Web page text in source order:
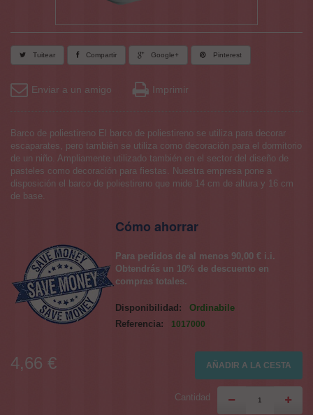
Tuitear Compartir Google+ Pinterest
Enviar a un amigo Imprimir
Barco de poliestireno El barco de poliestireno se utiliza para decorar
escaparates, pero también se utiliza como decoración para el dormitorio
de un niño. Ampliamente utilizado también en el sector del diseño de
pasteles como decoración para fiestas. Nuestra empresa pone a
disposición el barco de poliestireno que mide 14 cm de altura y 16 cm
de base.
Cómo ahorrar
Para pedidos de al menos 90,00 € i.i.
Obtendrás un 10% de descuento en
compras totales.
Disponibilidad:
Ordinabile
Referencia:
1017000
4,66 € AÑADIR A LA CESTA
Cantidad